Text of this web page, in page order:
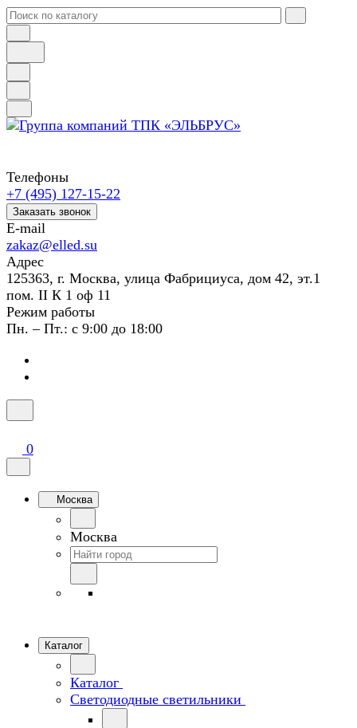
Телефоны
+7 (495) 127-15-22
Заказать звонок
E-mail
zakaz@elled.su
Адрес
125363, г. Москва, улица Фабрициуса, дом 42, эт.1
пом. II К 1 оф 11
Режим работы
Пн. – Пт.: с 9:00 до 18:00
0
Москва
Москва
Каталог
Каталог
Светодиодные светильники